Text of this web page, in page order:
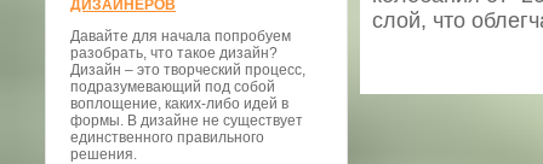
ДИЗАЙНЕРОВ
Давайте для начала попробуем
разобрать, что такое дизайн?
Дизайн – это творческий процесс,
подразумевающий под собой
воплощение, каких-либо идей в
формы. В дизайне не существует
единственного правильного
решения.
слой, что